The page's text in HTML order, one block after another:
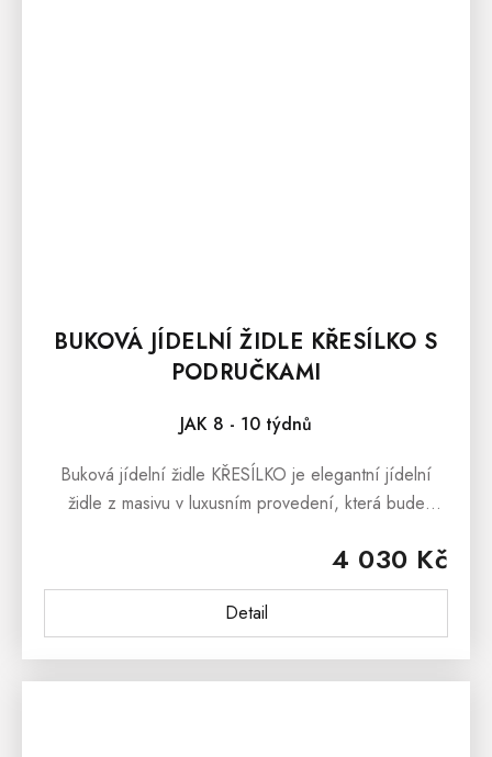
BUKOVÁ JÍDELNÍ ŽIDLE KŘESÍLKO S
PODRUČKAMI
JAK 8 - 10 týdnů
4 030 Kč
Detail
Buková jídelní židle KŘESÍLKO je elegantní jídelní
židle z masivu v luxusním provedení, která bude